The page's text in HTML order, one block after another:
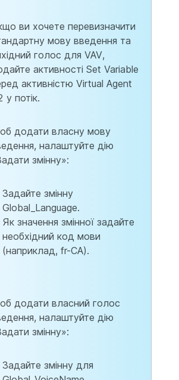
ви хочете перевизначити
мову введення та
голос для VAV,
активності Set Variable
активністю Virtual Agent
у потік.
додати власну мову
налаштуйте дію
змінну»:
Задайте змінну
Global_Language.
Як значення змінної задайте
необхідний код мови
(наприклад, fr-CA).
додати власний голос
налаштуйте дію
змінну»:
Задайте змінну для